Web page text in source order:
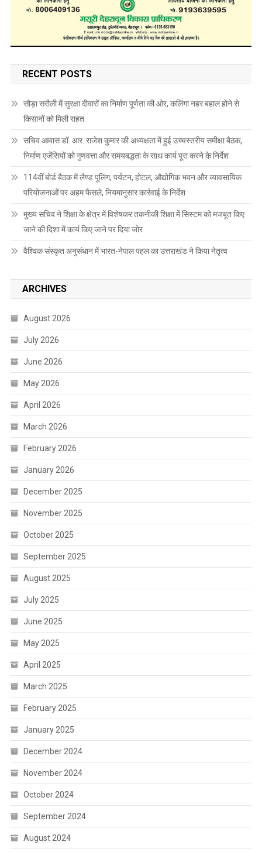
RECENT POSTS
सौड़ा सरौली में सुरक्षा दीवारों का निर्माण पूर्णता की ओर, कलिंगा नहर बहाल होने से
किसानों को मिली राहत
सचिव आवास डॉ. आर. राजेश कुमार की अध्यक्षता में हुई उच्चस्तरीय समीक्षा बैठक,
निर्माण एजेंसियों को गुणवत्ता और समयबद्धता के साथ कार्य पूरा करने के निर्देश
114वीं बोर्ड बैठक में लैण्ड पूलिंग, पर्यटन, होटल, औद्योगिक भवन और व्यावसायिक
परियोजनाओं पर अहम फैसले, नियमानुसार कार्रवाई के निर्देश
मुख्य सचिव ने शिक्षा के क्षेत्र में विशेषकर तकनीकी शिक्षा में सिस्टम को मजबूत किए
जाने की दिशा में कार्य किए जाने पर दिया जोर
वैश्विक संस्कृत अनुसंधान में भारत-नेपाल पहल का उत्तराखंड ने किया नेतृत्व
ARCHIVES
August 2026
July 2026
June 2026
May 2026
April 2026
March 2026
February 2026
January 2026
December 2025
November 2025
October 2025
September 2025
August 2025
July 2025
June 2025
May 2025
April 2025
March 2025
February 2025
January 2025
December 2024
November 2024
October 2024
September 2024
August 2024